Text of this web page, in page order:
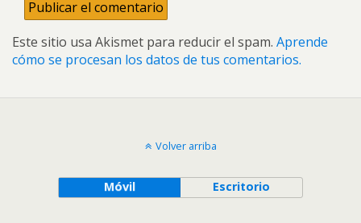
Este sitio usa Akismet para reducir el spam. Aprende
cómo se procesan los datos de tus comentarios.
Volver arriba
Móvil Escritorio